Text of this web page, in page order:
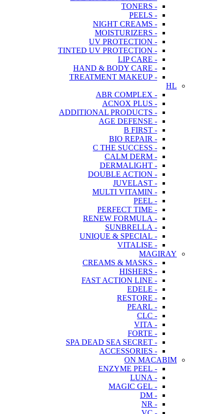
- TONERS
- PEELS
- NIGHT CREAMS
- MOISTURIZERS
- UV PROTECTION
- TINTED UV PROTECTION
- LIP CARE
- HAND & BODY CARE
- TREATMENT MAKEUP
HL
- ABR COMPLEX
- ACNOX PLUS
- ADDITIONAL PRODUCTS
- AGE DEFENSE
- B FIRST
- BIO REPAIR
- C THE SUCCESS
- CALM DERM
- DERMALIGHT
- DOUBLE ACTION
- JUVELAST
- MULTI VITAMIN
- PEEL
- PERFECT TIME
- RENEW FORMULA
- SUNBRELLA
- UNIQUE & SPECIAL
- VITALISE
MAGIRAY
- CREAMS & MASKS
- HISHERS
- FAST ACTION LINE
- EDELE
- RESTORE
- PEARL
- CLC
- VITA
- FORTE
- SPA DEAD SEA SECRET
- ACCESSORIES
ON MACABIM
- ENZYME PEEL
- LUNA
- MAGIC GEL
- DM
- NR